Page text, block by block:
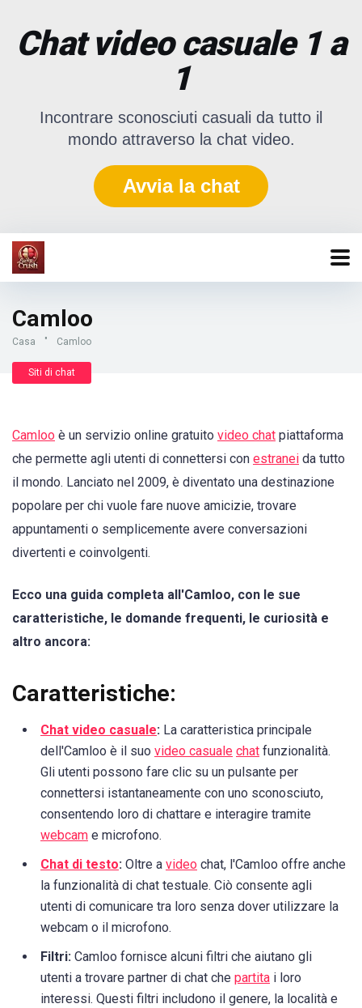
Chat video casuale 1 a
1
Incontrare sconosciuti casuali da tutto il
mondo attraverso la chat video.
Avvia la chat
Camloo
Casa " Camloo
Siti di chat
Camloo è un servizio online gratuito video chat piattaforma
che permette agli utenti di connettersi con estranei da tutto
il mondo. Lanciato nel 2009, è diventato una destinazione
popolare per chi vuole fare nuove amicizie, trovare
appuntamenti o semplicemente avere conversazioni
divertenti e coinvolgenti.
Ecco una guida completa all'Camloo, con le sue
caratteristiche, le domande frequenti, le curiosità e
altro ancora:
Caratteristiche:
Chat video casuale: La caratteristica principale
dell'Camloo è il suo video casuale chat funzionalità.
Gli utenti possono fare clic su un pulsante per
connettersi istantaneamente con uno sconosciuto,
consentendo loro di chattare e interagire tramite
webcam e microfono.
Chat di testo: Oltre a video chat, l'Camloo offre anche
la funzionalità di chat testuale. Ciò consente agli
utenti di comunicare tra loro senza dover utilizzare la
webcam o il microfono.
Filtri: Camloo fornisce alcuni filtri che aiutano gli
utenti a trovare partner di chat che partita i loro
interessi. Questi filtri includono il genere, la località e